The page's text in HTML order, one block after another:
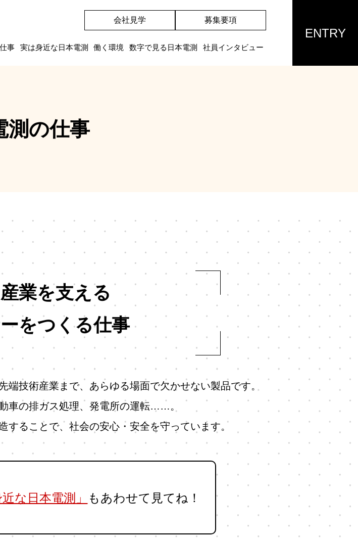
事 実は身近な日本電測 働く環境 数字で見る日本電測 社員インタビュー
会社見学 募集要項
ENTRY
測の仕事
業を支える
をつくる仕事
端技術産業まで、 あらゆる場面で欠かせない製品です。
車の排ガス処理、発電所の運転……。
することで、社会の安心・安全を守っています。
近な日本電測」 もあわせて見てね！